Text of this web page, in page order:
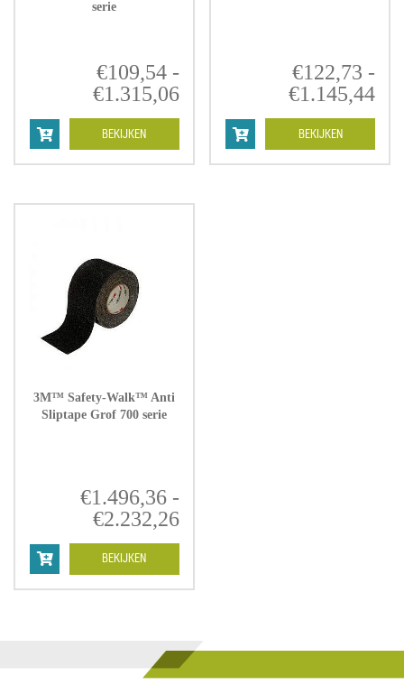
serie
€109,54 -
€1.315,06Prijsklasse:
€109,54
€1.315,06
BEKIJKEN
€122,73 -
€1.145,44
BEKIJKEN
3M™ Safety-Walk™ Anti
Sliptape Grof 700 serie
€1.496,36 -
€2.232,26Prijsklasse:
€1.496,36
€2.232,26
BEKIJKEN